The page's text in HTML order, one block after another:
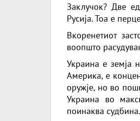
Заклучок? Две
Русија. Тоа е
Вкоренетиот
воопшто
Украина е земја
Америка, е
оружје, но во
Украина во
поинаква судбина.